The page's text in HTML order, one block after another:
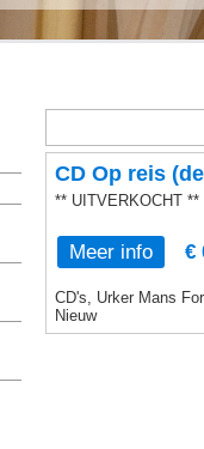
CD Op reis
** UITVERKOCHT **
Meer info €
CD's, Urker Mans
Nieuw